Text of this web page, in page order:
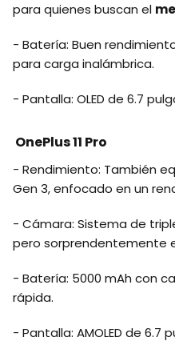
para quienes buscan el
- Batería: Buen
para carga inalámbrica.
- Pantalla: OLED de 6.7
OnePlus 11 Pro
- Rendimiento: También
Gen 3, enfocado en un
- Cámara: Sistema de
pero sorprendentemente
- Batería: 5000 mAh con
rápida.
- Pantalla: AMOLED de